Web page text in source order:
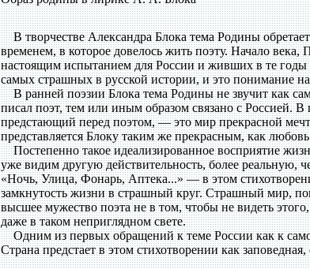
В творчестве Александра Блока тема Родины
временем, в которое довелось жить поэту. Начало
настоящим испытанием для России и живших в те
самых страшных в русской истории, и это понимание
В ранней поэзии Блока тема Родины не звучит как
писал поэт, тем или иным образом связано с Россией.
предстающий перед поэтом, — это мир прекрасной
представляется Блоку таким же прекрасным, как
Постепенно такое идеализированное восприятие
уже видим другую действительность, более реальную,
«Ночь, Улица, Фонарь, Аптека...» — в этом
замкнутость жизни в страшный круг. Страшный мир,
высшее мужество поэта не в том, чтобы не видеть
даже в таком неприглядном свете.
Одним из первых обращений к теме России как к
Страна предстает в этом стихотворении как заповедная,